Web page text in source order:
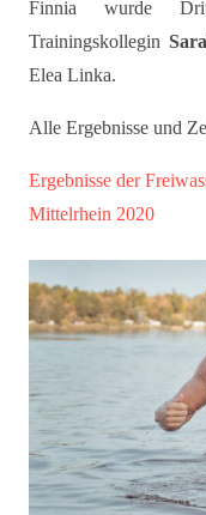
Finnia wurde
Trainingskollegin
Elea Linka.
Alle Ergebnisse und
Ergebnisse der
Mittelrhein 2020